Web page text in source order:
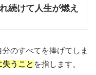
続けて人生が燃え
のすべてを捧げてしま
失うこと を指します。